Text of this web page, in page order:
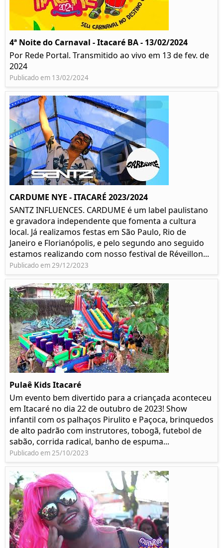
4ª Noite do Carnaval - Itacaré BA - 13/02/2024
Por Rede Portal. Transmitido ao vivo em 13 de fev. de
2024
Publicado em 13/02/2024
CARDUME NYE - ITACARÉ 2023/2024
SANTZ INFLUENCES. CARDUME é um label paulistano
e gravadora independente que fomenta a cultura
local. Já realizamos festas em São Paulo, Rio de
Janeiro e Florianópolis, e pelo segundo ano seguido
estamos realizando com nosso festival de Réveillon...
Publicado em 29/12/2023
Pulaê Kids Itacaré
Um evento bem divertido para a criançada aconteceu
em Itacaré no dia 22 de outubro de 2023! Show
infantil com os palhaços Pirulito e Paçoca, brinquedos
de alto padrão com instrutores, tobogã, futebol de
sabão, corrida radical, banho de espuma...
Publicado em 25/10/2023